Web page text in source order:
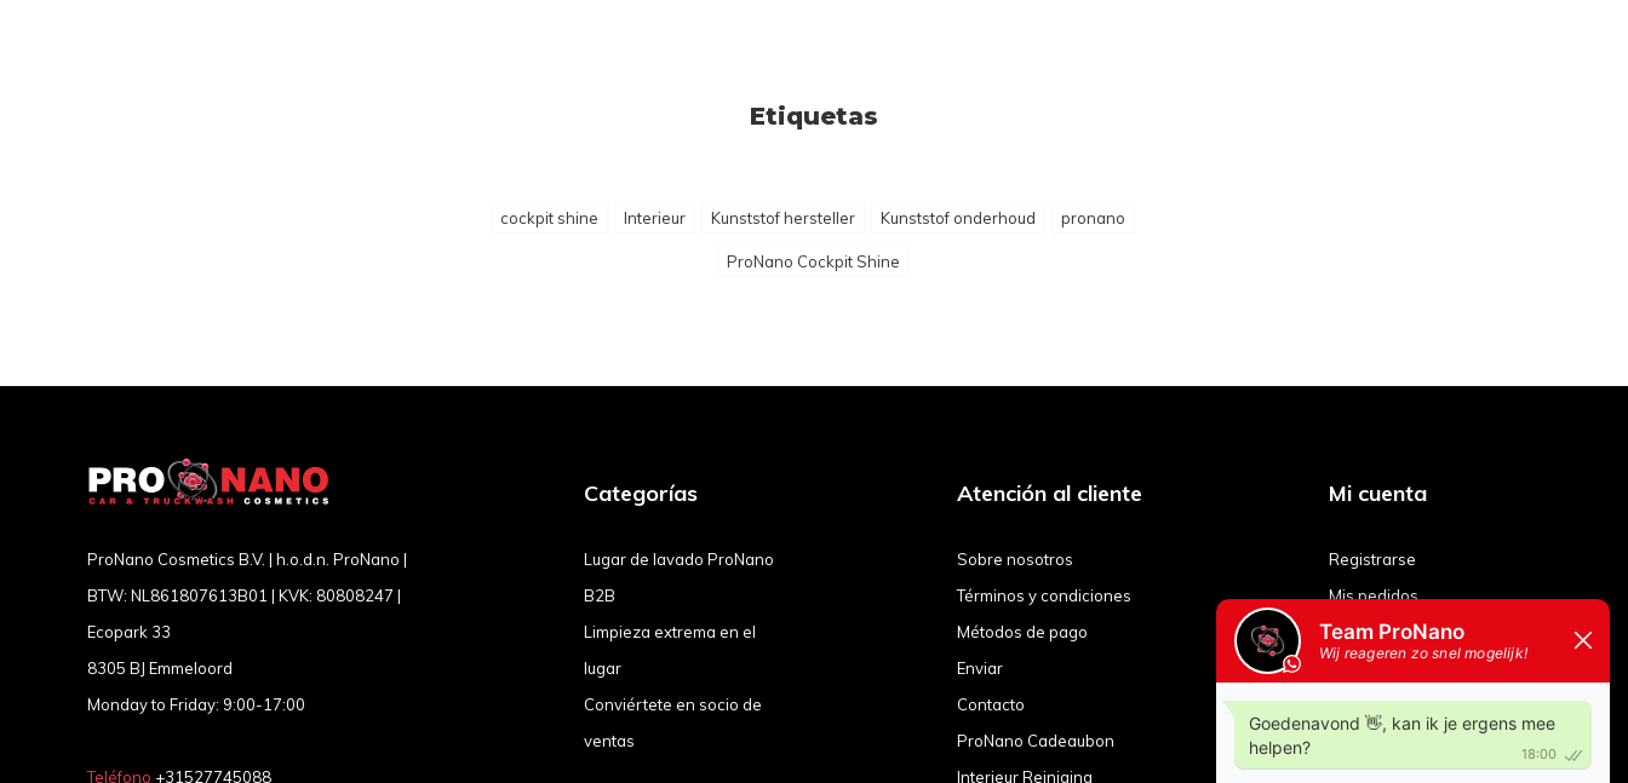
Etiquetas
cockpit shine Interieur Kunststof hersteller Kunststof onderhoud pronano
ProNano Cockpit Shine
ProNano Cosmetics B.V. | h.o.d.n. ProNano |
BTW: NL861807613B01 | KVK: 80808247 |
Ecopark 33
8305 BJ Emmeloord
Monday to Friday: 9:00-17:00
Teléfono +31527745088
Categorías
Lugar de lavado ProNano
B2B
Limpieza extrema en el
lugar
Conviértete en socio de
ventas
Atención al cliente
Sobre nosotros
Términos y condiciones
Métodos de pago
Enviar
Contacto
ProNano Cadeaubon
Interieur Reiniging
Mi cuenta
Registrarse
Mis pedidos
Mis tickets
Mi lista de deseos
Comparar productos